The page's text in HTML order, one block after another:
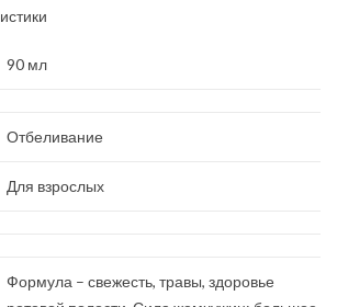
90 мл
Отбеливание
Для взрослых
Формула – свежесть, травы, здоровье